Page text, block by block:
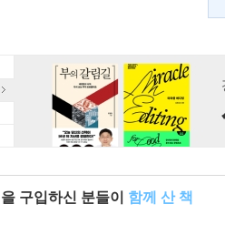
구입하신 분들이 함께 산 책